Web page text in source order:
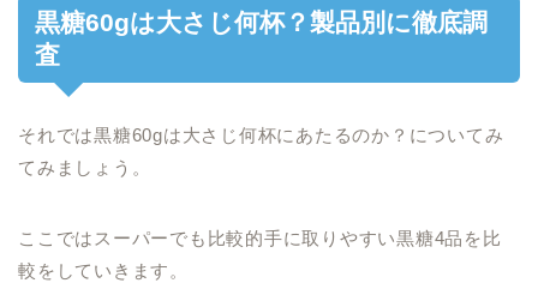
黒糖60gは大さじ何杯？製品別に徹底調
査
それでは黒糖60gは大さじ何杯にあたるのか？についてみ
てみましょう。
ここではスーパーでも比較的手に取りやすい黒糖4品を比
較をしていきます。